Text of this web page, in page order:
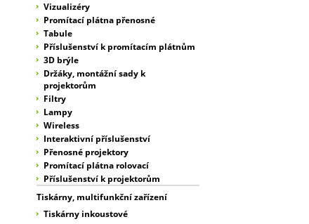
Vizualizéry
Promítací plátna přenosné
Tabule
Příslušenství k promítacím plátnům
3D brýle
Držáky, montážní sady k
projektorům
Filtry
Lampy
Wireless
Interaktivní příslušenství
Přenosné projektory
Promítací plátna rolovací
Příslušenství k projektorům
Tiskárny, multifunkční zařízení
Tiskárny inkoustové